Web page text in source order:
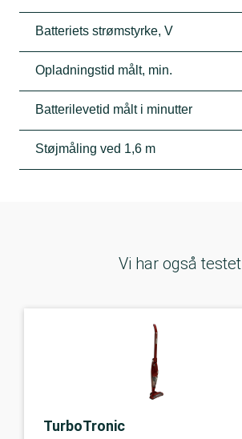
Batteriets strømstyrke, V
Opladningstid målt, min.
Batterilevetid målt i minutter
Støjmåling ved 1,6 m
Vi har også testet
TurboTronic